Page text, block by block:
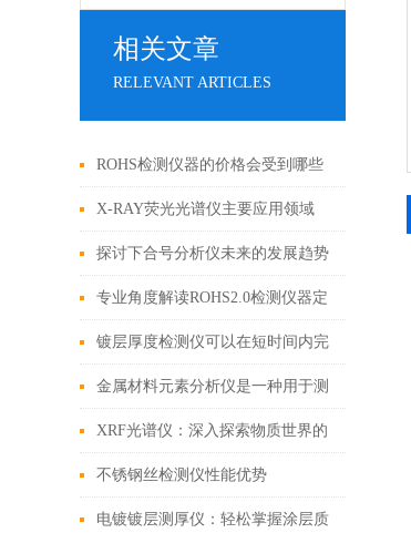
相关文章
RELEVANT ARTICLES
ROHS检测仪器的价格会受到哪些
因素的影响
X-RAY荧光光谱仪主要应用领域
探讨下合号分析仪未来的发展趋势
专业角度解读ROHS2.0检测仪器定
期保养的规范与流程
镀层厚度检测仪可以在短时间内完
成对大量样品的测量
金属材料元素分析仪是一种用于测
定金属的精密仪器
XRF光谱仪：深入探索物质世界的
非破坏性工具
不锈钢丝检测仪性能优势
电镀镀层测厚仪：轻松掌握涂层质